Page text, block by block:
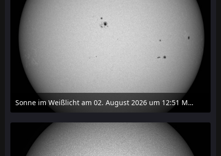
Sonne im Weißlicht am 02. August 2026 um 12:51 MESZ
2. August 2026 um 16:37